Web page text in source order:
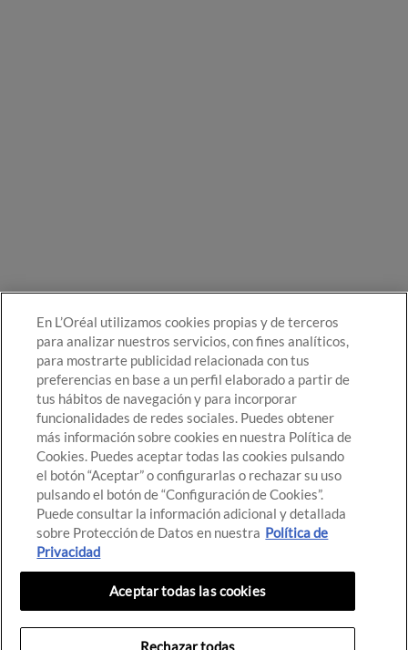
Configuración de cookies
Política de cookies
En L’Oréal utilizamos cookies propias y de terceros
para analizar nuestros servicios, con fines analíticos,
para mostrarte publicidad relacionada con tus
preferencias en base a un perfil elaborado a partir de
tus hábitos de navegación y para incorporar
funcionalidades de redes sociales. Puedes obtener
más información sobre cookies en nuestra Política de
Cookies. Puedes aceptar todas las cookies pulsando
el botón “Aceptar” o configurarlas o rechazar su uso
pulsando el botón de “Configuración de Cookies”.
Puede consultar la información adicional y detallada
sobre Protección de Datos en nuestra Política de
Privacidad
Rechazar todas
Aceptar todas las cookies